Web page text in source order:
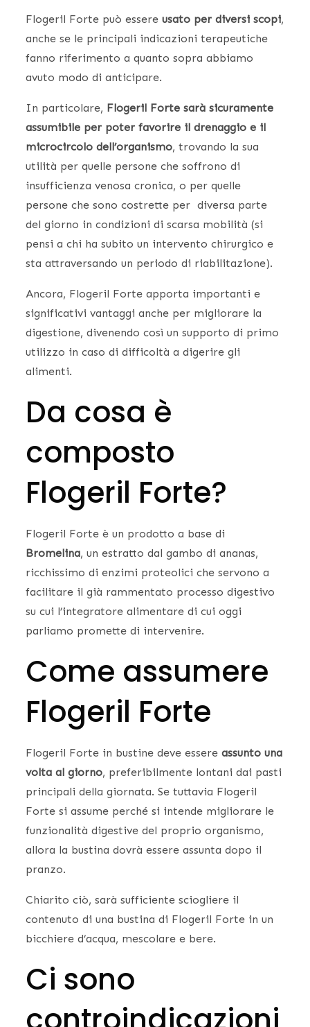
Flogeril Forte può essereusato per diversi scopi,
anche se le principali indicazioni terapeutiche
fanno riferimento a quanto sopra abbiamo
avuto modo di anticipare.
In particolare, Flogeril Forte sarà sicuramente
assumibile per poter favorire il drenaggio e il
microcircolo dell’organismo, trovando la sua
utilità per quelle persone che soffrono di
insufficienza venosa cronica, o per quelle
persone che sono costrette per diversa parte
del giorno in condizioni di scarsa mobilità (si
pensi a chi ha subito un intervento chirurgico e
sta attraversando un periodo di riabilitazione).
Ancora, Flogeril Forte apporta importanti e
significativi vantaggi anche per migliorare la
digestione, divenendo così un supporto di primo
utilizzo in caso di difficoltà a digerire gli
alimenti.
Da cosa è
composto
Flogeril Forte?
Flogeril Forte è un prodotto a base di
Bromelina, un estratto dal gambo di ananas,
ricchissimo di enzimi proteolici che servono a
facilitare il già rammentato processo digestivo
su cui l’integratore alimentare di cui oggi
parliamo promette di intervenire.
Come assumere
Flogeril Forte
Flogeril Forte in bustine deve essereassunto una
volta al giorno, preferibilmente lontani dai pasti
principali della giornata. Se tuttavia Flogeril
Forte si assume perché si intende migliorare le
funzionalità digestive del proprio organismo,
allora la bustina dovrà essere assunta dopo il
pranzo.
Chiarito ciò, sarà sufficiente sciogliere il
contenuto di una bustina di Flogeril Forte in un
bicchiere d’acqua, mescolare e bere.
Ci sono